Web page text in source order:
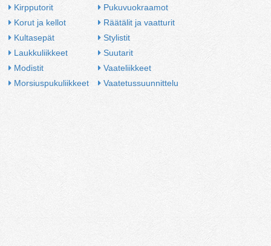
Kirpputorit
Korut ja kellot
Kultasepät
Laukkuliikkeet
Modistit
Morsiuspukuliikkeet
Pukuvuokraamot
Räätälit ja vaatturit
Stylistit
Suutarit
Vaateliikkeet
Vaatetussuunnittelu